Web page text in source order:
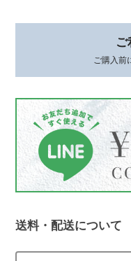
い
てお
いで
シ
です
き、
丁寧
ストーン
ご
ご購入前
送料・配送について